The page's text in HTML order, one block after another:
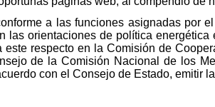
a las funciones asignadas por
las orientaciones de política
este respecto en la Comisión de
de la Comisión Nacional de los
con el Consejo de Estado, emitir